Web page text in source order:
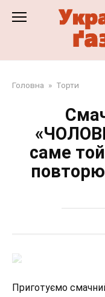
Головна » Торти
саме
Приготуємо